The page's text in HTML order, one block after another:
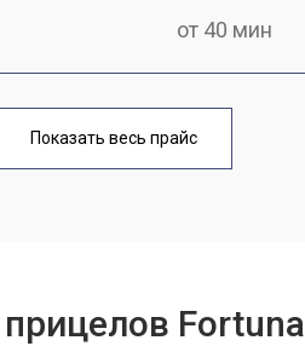
от 40 мин
от 170 мин
Показать весь прайс
Fortuna